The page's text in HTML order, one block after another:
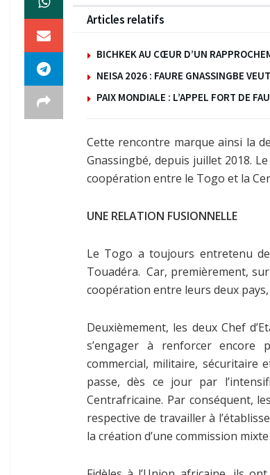
Articles relatifs
BICHKEK AU CŒUR D’UN
NEISA 2026 : FAURE GNASSINGBE
PAIX MONDIALE : L’APPEL FORT DE
Cette rencontre marque ainsi la
Gnassingbé, depuis juillet 2018.
coopération entre le Togo et la
UNE RELATION FUSIONNELLE
Le Togo a toujours entretenu
Touadéra. Car, premièrement, sur
coopération entre leurs deux
Deuxièmement, les deux Chef
s’engager à renforcer encore
commercial, militaire, sécuritaire
passe, dès ce jour par
Centrafricaine. Par conséquent,
respective de travailler à
la création d’une commission